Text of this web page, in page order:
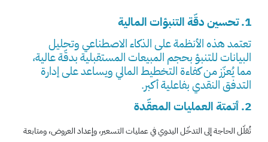
1. تحسين دقّة التنبؤات المالية
تعتمد هذه الأنظمة على الذكاء الاصطناعي وتحليل
البيانات للتنبؤ بحجم المبيعات المستقبلية بدقّة عالية،
مما يُعزّز من كفاءة التخطيط المالي ويساعد على إدارة
التدفق النقدي بفاعلية أكبر.
2. أتمتة العمليات المعقّدة
تُقلّل الحاجة إلى التدخّل اليدوي في عمليات التسعير، وإعداد العروض، ومتابعة